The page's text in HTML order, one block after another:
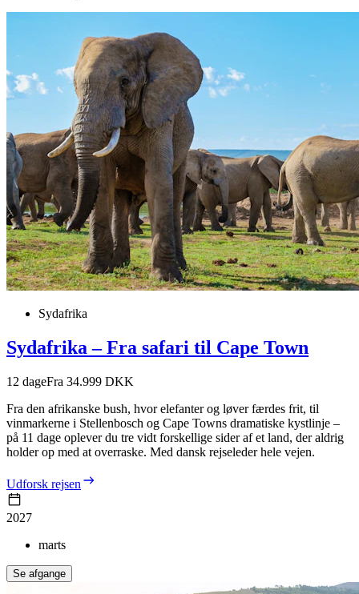
Sydafrika
Sydafrika – Fra safari til Cape Town
12 dageFra 34.999 DKK
Fra den afrikanske bush, hvor elefanter og løver færdes frit, til
vinmarkerne i Stellenbosch og Cape Towns dramatiske kystlinje –
på 11 dage oplever du tre vidt forskellige sider af et land, der aldrig
holder op med at overraske. Med dansk rejseleder hele vejen.
Udforsk rejsen
2027
marts
Se afgange